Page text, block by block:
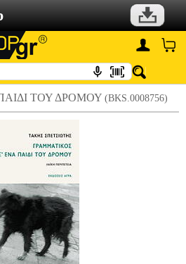
ΤΟΥ ΔΡΟΜΟΥ (BKS.0008756)